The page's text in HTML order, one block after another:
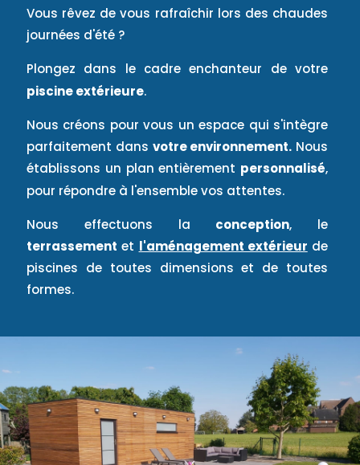
Vous rêvez de vous rafraîchir lors des chaudes
journées d'été ?
Plongez dans le cadre enchanteur de votre
piscine extérieure.
Nous créons pour vous un espace qui s'intègre
parfaitement dans votre environnement. Nous
établissons un plan entièrement personnalisé,
pour répondre à l'ensemble vos attentes.
Nous effectuons la conception, le
terrassement et l'aménagement extérieur de
piscines de toutes dimensions et de toutes
formes.